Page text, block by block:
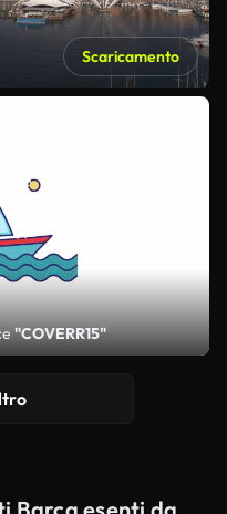
Scaricamento
"COVERR15"